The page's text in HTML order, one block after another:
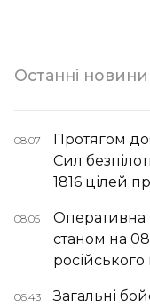
Останні новини
08:07
Протягом
Сил
1816 цілей
08:05
Оперативна
станом на
06:43
Загальні